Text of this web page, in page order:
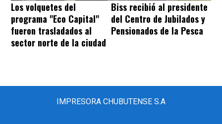
Los volquetes del
programa "Eco Capital"
fueron trasladados al
sector norte de la ciudad
Biss recibió al presidente
del Centro de Jubilados y
Pensionados de la Pesca
IMPRESORA CHUBUTENSE S.A